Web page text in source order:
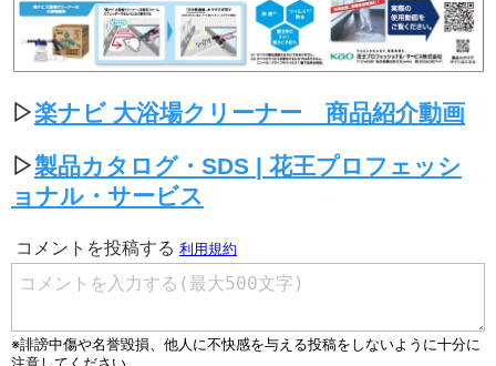
▷楽ナビ 大浴場クリーナー 商品紹介動画
▷製品カタログ・SDS | 花王プロフェッシ
ョナル・サービス